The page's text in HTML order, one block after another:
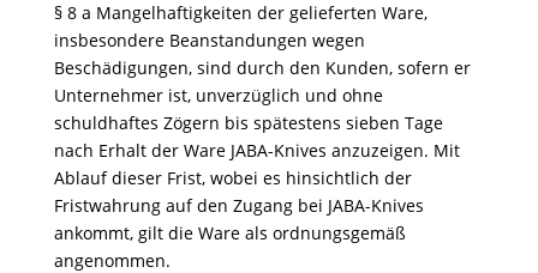
§ 8 a Mangelhaftigkeiten der gelieferten Ware,
insbesondere Beanstandungen wegen
Beschädigungen, sind durch den Kunden, sofern er
Unternehmer ist, unverzüglich und ohne
schuldhaftes Zögern bis spätestens sieben Tage
nach Erhalt der Ware JABA-Knives anzuzeigen. Mit
Ablauf dieser Frist, wobei es hinsichtlich der
Fristwahrung auf den Zugang bei JABA-Knives
ankommt, gilt die Ware als ordnungsgemäß
angenommen.